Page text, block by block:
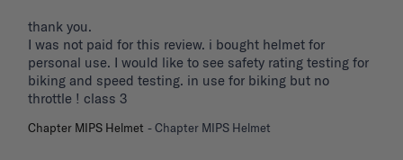
thank you.
I was not paid for this review. i bought helmet for
personal use. I would like to see safety rating testing for
biking and speed testing. in use for biking but no
throttle ! class 3
Chapter MIPS Helmet Chapter MIPS Helmet